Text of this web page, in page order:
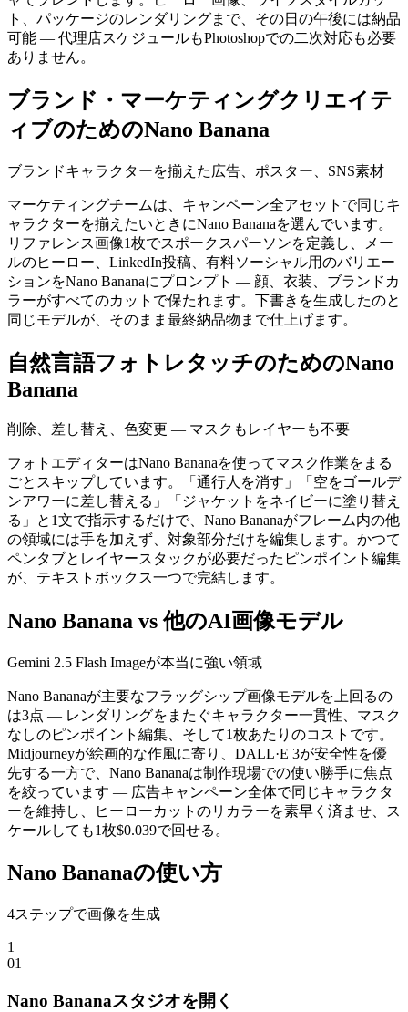
ト、パッケージのレンダリングまで、その日の午後には納品
可能 — 代理店スケジュールもPhotoshopでの二次対応も必要
ありません。
ブランド・マーケティングクリエイテ
ィブのためのNano Banana
ブランドキャラクターを揃えた広告、ポスター、SNS素材
マーケティングチームは、キャンペーン全アセットで同じキ
ャラクターを揃えたいときにNano Bananaを選んでいます。
リファレンス画像1枚でスポークスパーソンを定義し、メー
ルのヒーロー、LinkedIn投稿、有料ソーシャル用のバリエー
ションをNano Bananaにプロンプト — 顔、衣装、ブランドカ
ラーがすべてのカットで保たれます。下書きを生成したのと
同じモデルが、そのまま最終納品物まで仕上げます。
自然言語フォトレタッチのためのNano
Banana
削除、差し替え、色変更 — マスクもレイヤーも不要
フォトエディターはNano Bananaを使ってマスク作業をまる
ごとスキップしています。「通行人を消す」「空をゴールデ
ンアワーに差し替える」「ジャケットをネイビーに塗り替え
る」と1文で指示するだけで、Nano Bananaがフレーム内の他
の領域には手を加えず、対象部分だけを編集します。かつて
ペンタブとレイヤースタックが必要だったピンポイント編集
が、テキストボックス一つで完結します。
Nano Banana vs 他のAI画像モデル
Gemini 2.5 Flash Imageが本当に強い領域
Nano Bananaが主要なフラッグシップ画像モデルを上回るの
は3点 — レンダリングをまたぐキャラクター一貫性、マスク
なしのピンポイント編集、そして1枚あたりのコストです。
Midjourneyが絵画的な作風に寄り、DALL·E 3が安全性を優
先する一方で、Nano Bananaは制作現場での使い勝手に焦点
を絞っています — 広告キャンペーン全体で同じキャラクタ
ーを維持し、ヒーローカットのリカラーを素早く済ませ、ス
ケールしても1枚$0.039で回せる。
Nano Bananaの使い方
4ステップで画像を生成
1
01
Nano Bananaスタジオを開く